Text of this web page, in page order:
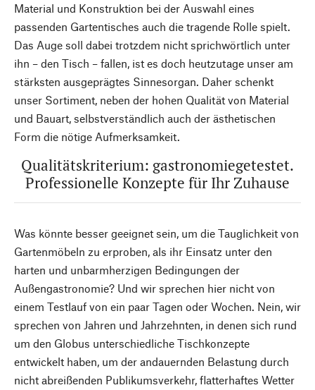
Material und Konstruktion bei der Auswahl eines
passenden Gartentisches auch die tragende Rolle spielt.
Das Auge soll dabei trotzdem nicht sprichwörtlich unter
ihn – den Tisch – fallen, ist es doch heutzutage unser am
stärksten ausgeprägtes Sinnesorgan. Daher schenkt
unser Sortiment, neben der hohen Qualität von Material
und Bauart, selbstverständlich auch der ästhetischen
Form die nötige Aufmerksamkeit.
Qualitätskriterium: gastronomiegetestet.
Professionelle Konzepte für Ihr Zuhause
Was könnte besser geeignet sein, um die Tauglichkeit von
Gartenmöbeln zu erproben, als ihr Einsatz unter den
harten und unbarmherzigen Bedingungen der
Außengastronomie? Und wir sprechen hier nicht von
einem Testlauf von ein paar Tagen oder Wochen. Nein, wir
sprechen von Jahren und Jahrzehnten, in denen sich rund
um den Globus unterschiedliche Tischkonzepte
entwickelt haben, um der andauernden Belastung durch
nicht abreißenden Publikumsverkehr, flatterhaftes Wetter